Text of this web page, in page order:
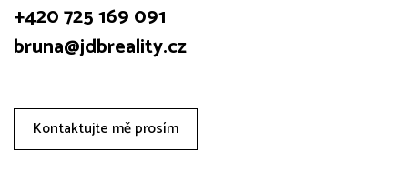
+420 725 169 091
bruna@jdbreality.cz
Kontaktujte mě prosím